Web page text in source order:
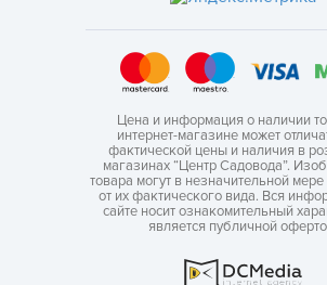
Цена и информация о наличии
интернет-магазине может
фактической цены и наличия в
магазинах “Центр Садовода”.
товара могут в незначительной мере
от их фактического вида. Вся
сайте носит ознакомительный
является публичной